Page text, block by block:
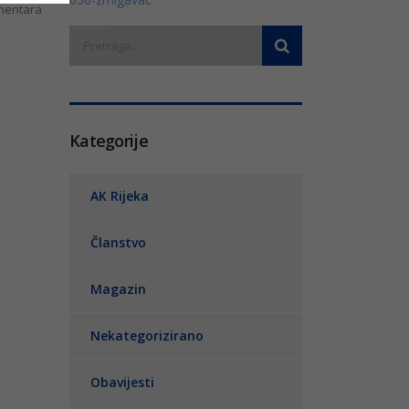
Kategorije
AK Rijeka
Članstvo
Magazin
Nekategorizirano
Obavijesti